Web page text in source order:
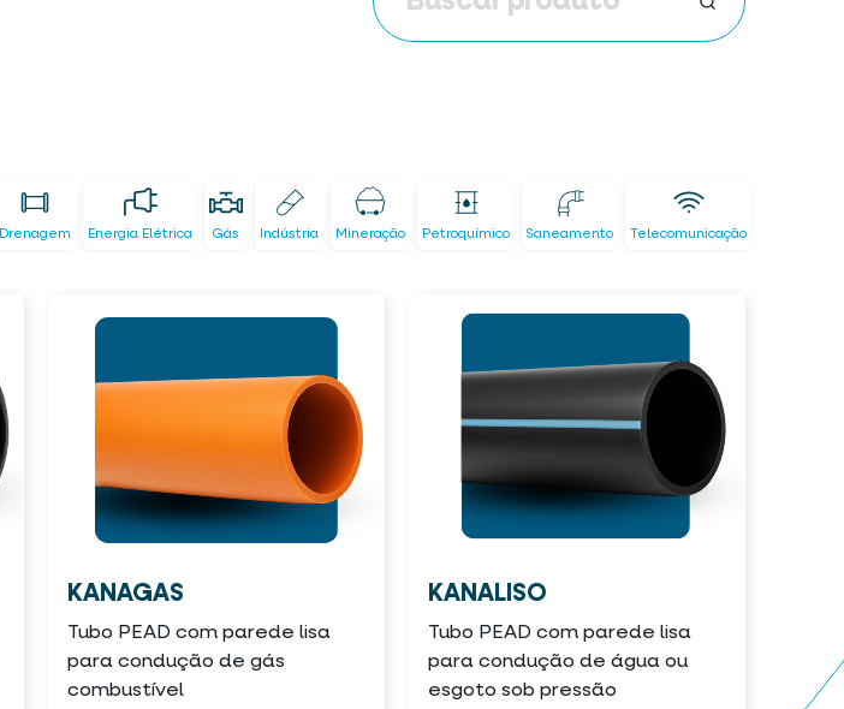
Drenagem Energia Elétrica Gás Indústria Mineração Petroquímico Saneamento Telecomunicação
KANAGAS
Tubo PEAD com parede lisa
para condução de gás
combustível
KANALISO
Tubo PEAD com parede lisa
para condução de água ou
esgoto sob pressão